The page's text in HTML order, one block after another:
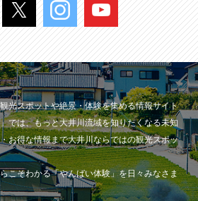
光スポットや絶景・体験を集める情報サイト
では、もっと大井川流域を知りたくなる未知
お得な情報まで大井川ならではの観光スポッ
こそわかる「やんばい体験」を日々みなさま